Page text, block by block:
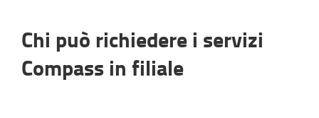
Chi può richiedere i servizi
Compass in filiale